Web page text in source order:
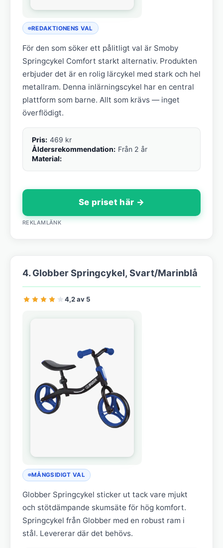
REDAKTIONENS VAL
För den som söker ett pålitligt val är Smoby
Springcykel Comfort starkt alternativ. Produkten
erbjuder det är en rolig lärcykel med stark och hel
metallram. Denna inlärningscykel har en central
plattform som barne. Allt som krävs — inget
överflödigt.
Pris: 469 kr
Åldersrekommendation: Från 2 år
Material:
Se priset här →
REKLAMLÄNK
4. Globber Springcykel, Svart/Marinblå
4,2 av 5
MÅNGSIDIGT VAL
Globber Springcykel sticker ut tack vare mjukt
och stötdämpande skumsäte för hög komfort.
Springcykel från Globber med en robust ram i
stål. Levererar där det behövs.